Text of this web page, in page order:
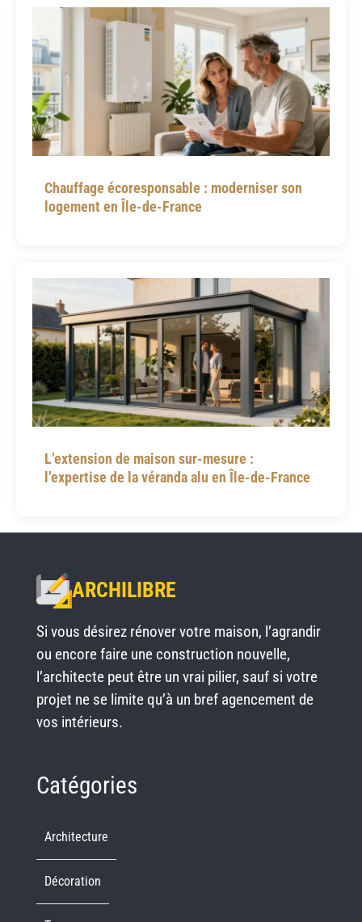
Chauffage écoresponsable : moderniser son
logement en Île-de-France
L’extension de maison sur-mesure :
l’expertise de la véranda alu en Île-de-France
ARCHILIBRE
Si vous désirez rénover votre maison, l’agrandir
ou encore faire une construction nouvelle,
l’architecte peut être un vrai pilier, sauf si votre
projet ne se limite qu’à un bref agencement de
vos intérieurs.
Catégories
Architecture
Décoration